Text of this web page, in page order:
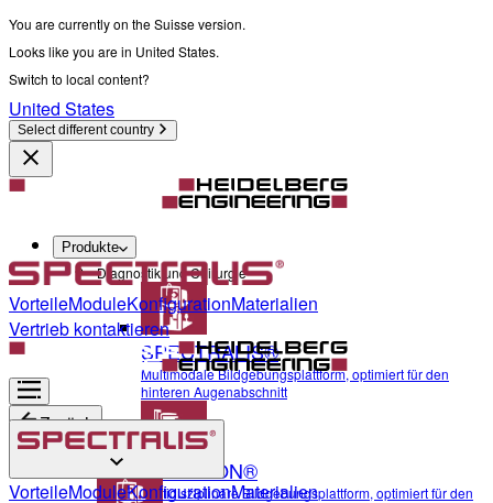
You are currently on the Suisse version.
Looks like you are in United States.
Switch to local content?
United States
Select different country
Produkte
Diagnostik und Chirurgie
SPECTRALIS®
Multimodale Bildgebungsplattform, optimiert für den
hinteren Augenabschnitt
ANTERION®
Multidisziplinäre Bildgebungsplattform, optimiert für den
VorteileModuleKonfigurationMaterialien
Vertrieb kontaktieren
Zurück
Diagnostik und Chirurgie
VorteileModuleKonfigurationMaterialien